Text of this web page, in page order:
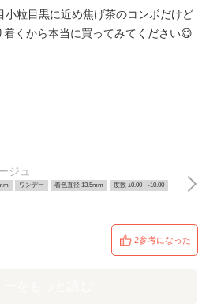
小粒目黒に近め焦げ茶のコンボだけど
くから本当に買ってみてください😋
ジュ
ワンデー 着色直径 13.5mm 度数 ±0.00~ -10.00
2参考になった